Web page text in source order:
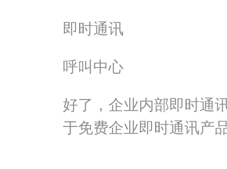
即时通讯
呼叫中心
好了，企业内部即时通
于免费企业即时通讯产